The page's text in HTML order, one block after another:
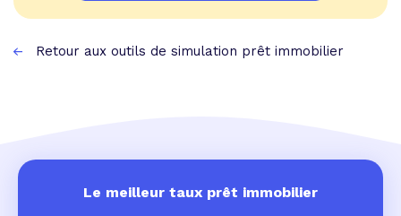
Retour aux outils de simulation prêt immobilier
Le meilleur taux prêt immobilier